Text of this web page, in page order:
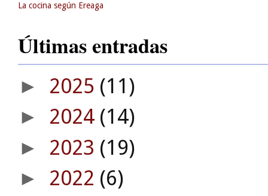
La cocina según Ereaga
Últimas entradas
► 2025 (11)
► 2024 (14)
► 2023 (19)
► 2022 (6)